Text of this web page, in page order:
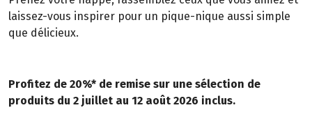
laissez-vous inspirer pour un pique-nique aussi simple
que délicieux.
Profitez de 20%* de remise sur une sélection de
produits du 2 juillet au 12 août 2026 inclus.